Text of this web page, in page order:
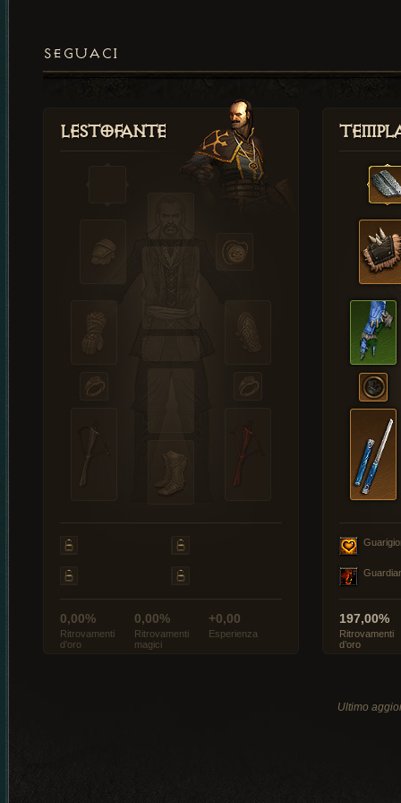
SEGUACI
Lestofante
0,00%
Ritrovamenti
d’oro
0,00%
Ritrovamenti
magici
+0,00
Esperienza
197,00%
Ritrovamenti
d’oro
Ultimo